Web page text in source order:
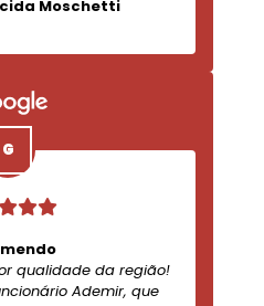
Moschetti
qualidade da região!
Ademir, que